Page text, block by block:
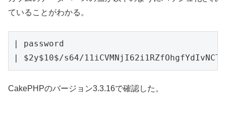
ていることがわかる。
| password
CakePHPのバージョン3.3.16で確認した。